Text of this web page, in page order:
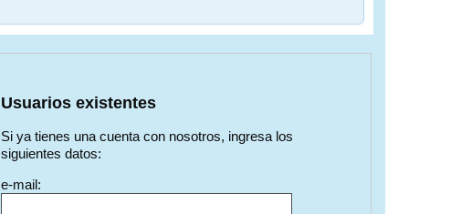
Usuarios existentes
Si ya tienes una cuenta con nosotros, ingresa los
siguientes datos:
e-mail: